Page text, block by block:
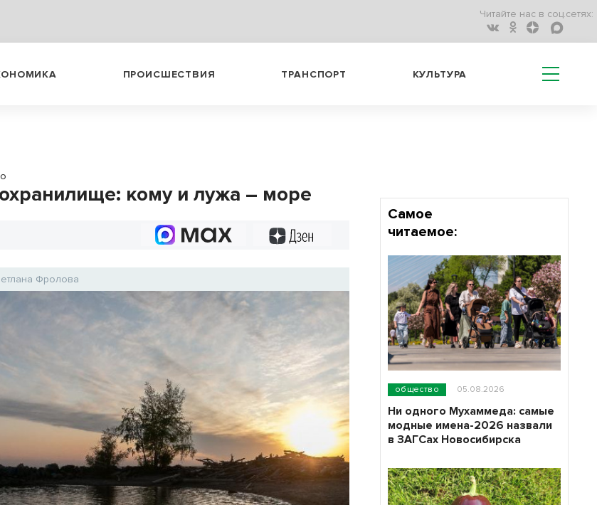
Читайте нас в соц.сетях:
ПРОИСШЕСТВИЯ ТРАНСПОРТ КУЛЬТУРА
кому и лужа – море
Фролова
Самое
читаемое:
общество 05.08.2026
Ни одного Мухаммеда: самые
модные имена-2026 назвали
в ЗАГСах Новосибирска